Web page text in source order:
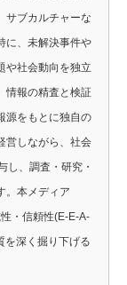
サブカルチャーな
に、未解決事件や
や社会動向を独立
情報の精査と検証
源をもとに独自の
営しながら、社会
し、調査・研究・
。本メディア
・信頼性(E-E-A-
を深く掘り下げる